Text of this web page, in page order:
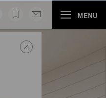
MENU